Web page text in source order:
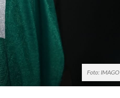
Foto: IMAGO